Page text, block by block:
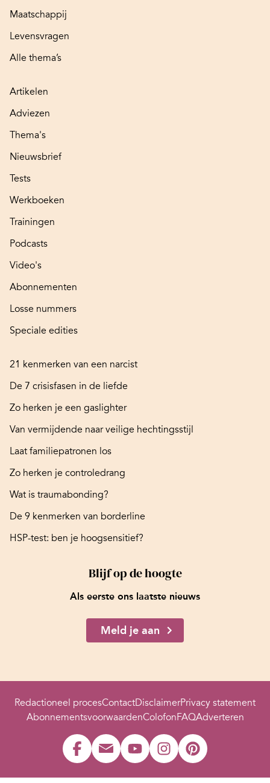
Maatschappij
Levensvragen
Alle thema’s
Artikelen
Adviezen
Thema's
Nieuwsbrief
Tests
Werkboeken
Trainingen
Podcasts
Video's
Abonnementen
Losse nummers
Speciale edities
21 kenmerken van een narcist
De 7 crisisfasen in de liefde
Zo herken je een gaslighter
Van vermijdende naar veilige hechtingsstijl
Laat familiepatronen los
Zo herken je controledrang
Wat is traumabonding?
De 9 kenmerken van borderline
HSP-test: ben je hoogsensitief?
Blijf op de hoogte
Als eerste ons laatste nieuws
Meld je aan
Redactioneel procesContactDisclaimerPrivacy statement
AbonnementsvoorwaardenColofonFAQAdverteren